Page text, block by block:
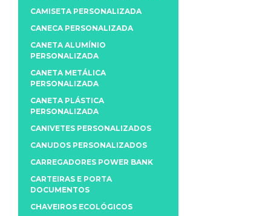
CAMISETA PERSONALIZADA
CANECA PERSONALIZADA
CANETA ALUMÍNIO
PERSONALIZADA
CANETA METÁLICA
PERSONALIZADA
CANETA PLÁSTICA
PERSONALIZADA
CANIVETES PERSONALIZADOS
CANUDOS PERSONALIZADOS
CARREGADORES POWER BANK
CARTEIRAS E PORTA
DOCUMENTOS
CHAVEIROS ECOLÓGICOS